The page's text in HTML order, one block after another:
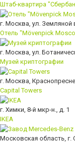
Штаб-квартира
г. Москва, ул. Земляной
Отель "Mövenpick
г. Москва, ул.
Музей криптографии
г. Москва,
Capital Towers
г. Химки, 8-й мкр-н., д. 1
IKEA
Московская область, г.